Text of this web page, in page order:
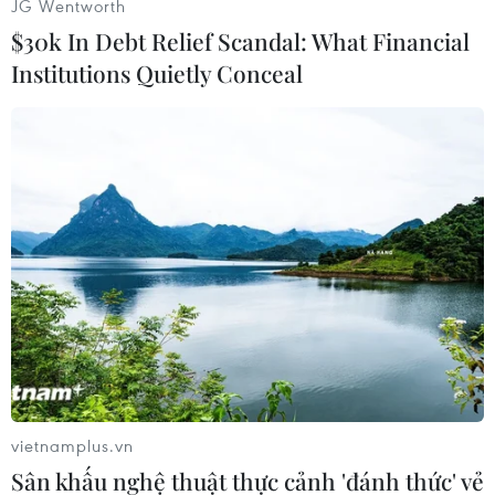
Tiền Giang đặt mục tiêu thu ngân
Khó khăn chồng chất, doanh nghiệp
thế giới “vững tay chèo”
01/10/2022 09:40
Du lịch quốc tế phục hồi nhưng chưa
thể trở lại mức trước đại dịch
27/09/2022 06:43
JG Wentworth
$30k In Debt Relief Scandal: What Financial
Institutions Quietly Conceal
vietnamplus.vn
Sân khấu nghệ thuật thực cảnh 'đánh thức' vẻ